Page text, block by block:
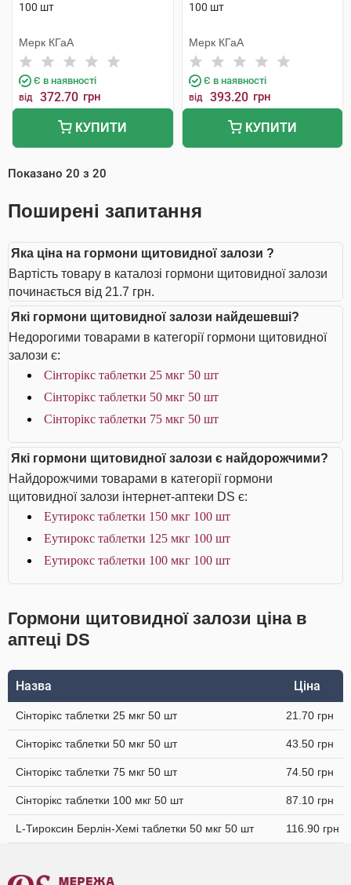
100 шт
Мерк КГаА
Є в наявності
від 372.70 грн
КУПИТИ
100 шт
Мерк КГаА
Є в наявності
від 393.20 грн
КУПИТИ
Показано 20 з 20
Поширені запитання
Яка ціна на гормони щитовидної залози ?
Вартість товару в каталозі гормони щитовидної залози
починається від 21.7 грн.
Які гормони щитовидної залози найдешевші?
Недорогими товарами в категорії гормони щитовидної
залози є:
Сінторікс таблетки 25 мкг 50 шт
Сінторікс таблетки 50 мкг 50 шт
Сінторікс таблетки 75 мкг 50 шт
Які гормони щитовидної залози є найдорожчими?
Найдорожчими товарами в категорії гормони
щитовидної залози інтернет-аптеки DS є:
Еутирокс таблетки 150 мкг 100 шт
Еутирокс таблетки 125 мкг 100 шт
Еутирокс таблетки 100 мкг 100 шт
Гормони щитовидної залози ціна в
аптеці DS
Назва Ціна
Сінторікс таблетки 25 мкг 50 шт 21.70 грн
Сінторікс таблетки 50 мкг 50 шт 43.50 грн
Сінторікс таблетки 75 мкг 50 шт 74.50 грн
Сінторікс таблетки 100 мкг 50 шт 87.10 грн
L-Тироксин Берлін-Хемі таблетки 50 мкг 50 шт 116.90 грн